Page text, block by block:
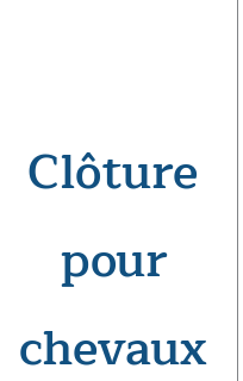
Clôture
pour
chevaux